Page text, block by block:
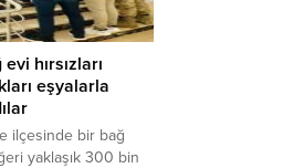
hırsızları
eşyalarla
ilçesinde bir bağ
yaklaşık 300 bin